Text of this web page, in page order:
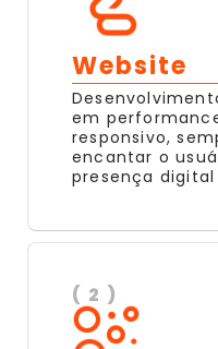
Website
em
responsivo,
encantar o
presença
( 2 )